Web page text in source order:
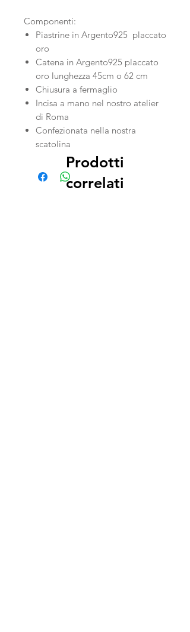
Componenti:
Piastrine in Argento925 placcato
oro
Catena in Argento925 placcato
oro lunghezza 45cm o 62 cm
Chiusura a fermaglio
Incisa a mano nel nostro atelier
di Roma
Confezionata nella nostra
scatolina
Prodotti
correlati